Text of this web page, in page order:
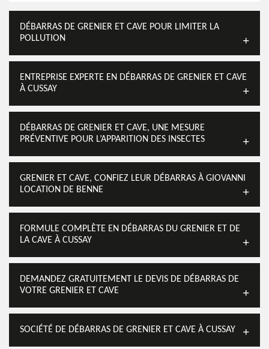
DÉBARRAS DE GRENIER ET CAVE POUR LIMITER LA
POLLUTION
ENTREPRISE EXPERTE EN DÉBARRAS DE GRENIER ET CAVE
À CUSSAY
DÉBARRAS DE GRENIER ET CAVE, UNE MESURE
PRÉVENTIVE POUR L’APPARITION DES INSECTES
GRENIER ET CAVE, CONFIEZ LEUR DÉBARRAS À GIOVANNI
LOCATION DE BENNE
FORMULE COMPLÈTE EN DÉBARRAS DU GRENIER ET DE
LA CAVE À CUSSAY
DEMANDEZ GRATUITEMENT LE DEVIS DE DÉBARRAS DE
VOTRE GRENIER ET CAVE
SOCIÉTÉ DE DÉBARRAS DE GRENIER ET CAVE À CUSSAY